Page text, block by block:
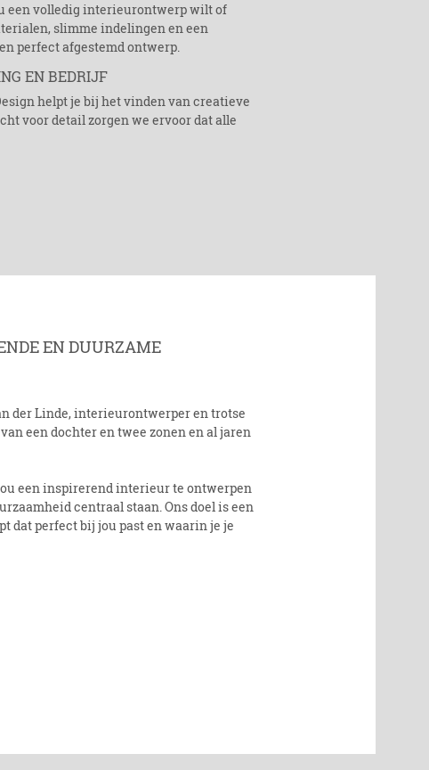
een volledig interieurontwerp wilt of
slimme indelingen en een
perfect afgestemd ontwerp.
EN BEDRIJF
helpt je bij het vinden van creatieve
voor detail zorgen we ervoor dat alle
EN DUURZAME
der Linde, interieurontwerper en trotse
een dochter en twee zonen en al jaren
een inspirerend interieur te ontwerpen
centraal staan. Ons doel is een
dat perfect bij jou past en waarin je je